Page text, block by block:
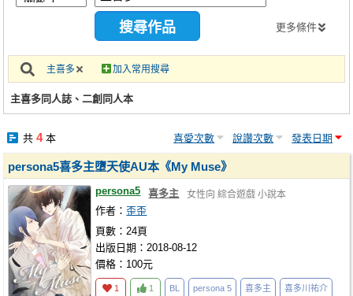
會員中心
註冊會員
更多條件
主喜多 加入常用搜尋
主喜多同人誌、二創同人本
共 4本 喜愛次數 說讚次數 發表日期
persona5喜多主墮天使AU本《My Muse》
persona5 喜多主 女性向 綜合遊戲 小說本
作者： 歪歪
頁數：24頁
出版日期：2018-08-12
價格：100元
1 1 BL persona 5 喜多主 喜多川祐介